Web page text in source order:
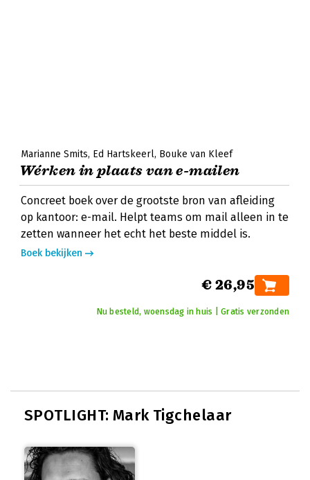
Marianne Smits Ed Hartskeerl Bouke van Kleef
Wérken in plaats van e-mailen
Concreet boek over de grootste bron van afleiding
op kantoor: e-mail. Helpt teams om mail alleen in te
zetten wanneer het echt het beste middel is.
Boek bekijken
€ 26,95
Nu besteld, woensdag in huis | Gratis verzonden
SPOTLIGHT: Mark Tigchelaar